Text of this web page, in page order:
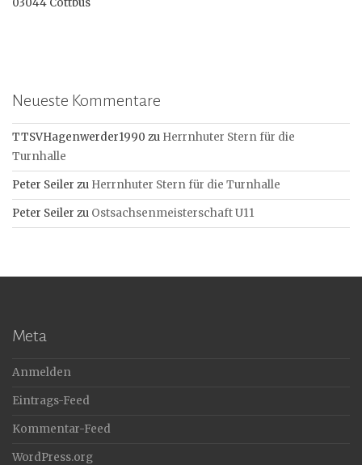
03044 Cottbus
Neueste Kommentare
TTSVHagenwerder1990 zu Herrnhuter Stern für die
Turnhalle
Peter Seiler zu Herrnhuter Stern für die Turnhalle
Peter Seiler zu Ostsachsenmeisterschaft U11
Meta
Anmelden
Eintrags-Feed
Kommentar-Feed
WordPress.org